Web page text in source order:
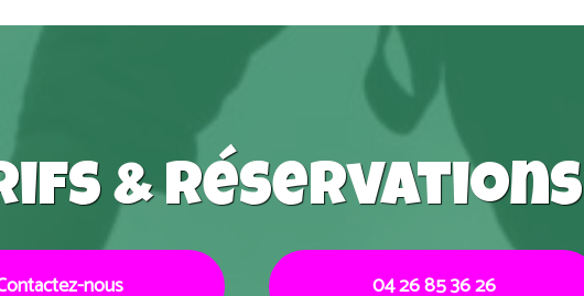
& réservations
Contactez-nous 04 26 85 36 26